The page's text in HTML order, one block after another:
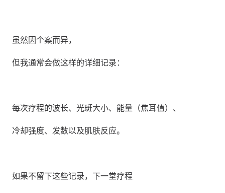
虽然因个案而异，
但我通常会做这样的详细记录：
每次疗程的波长、光斑大小、能量（焦耳值）、
冷却强度、发数以及肌肤反应。
如果不留下这些记录，下一堂疗程